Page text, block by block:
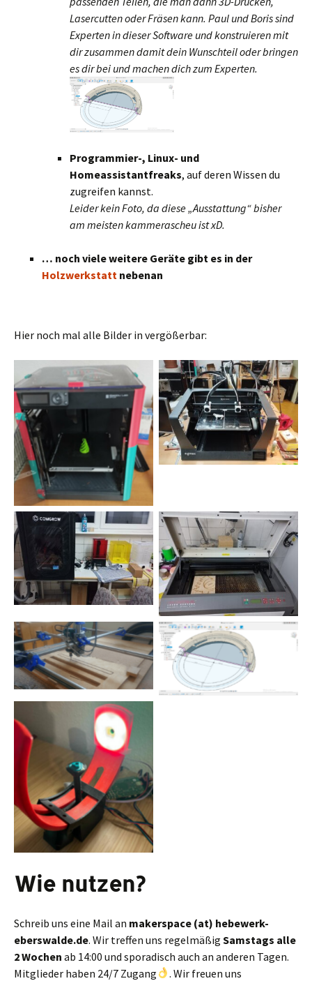
Lasercutten oder Fräsen kann. Paul und Boris sind
Experten in dieser Software und konstruieren mit
dir zusammen damit dein Wunschteil oder bringen
es dir bei und machen dich zum Experten.
Programmier-, Linux- und
Homeassistantfreaks, auf deren Wissen du
zugreifen kannst.
Leider kein Foto, da diese „Ausstattung“ bisher
am meisten kammerascheu ist xD.
… noch viele weitere Geräte gibt es in der
Holzwerkstatt nebenan
Hier noch mal alle Bilder in vergößerbar:
Wie nutzen?
Schreib uns eine Mail an makerspace (at) hebewerk-
eberswalde.de. Wir treffen uns regelmäßig Samstags alle
2 Wochen ab 14:00 und sporadisch auch an anderen Tagen.
Mitglieder haben 24/7 Zugang
. Wir freuen uns